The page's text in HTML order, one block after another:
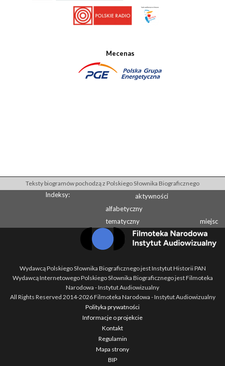
Mecenas
Teksty biogramów pochodzą z Polskiego Słownika Biograficznego
Indeksy:
aktywności
alfabetyczny
tematyczny
miejsc
Wydawcą Polskiego Słownika Biograficznego jest Instytut Historii PAN
Wydawcą Internetowego Polskiego Słownika Biograficznego jest Filmoteka
Narodowa - Instytut Audiowizualny
All Rights Reserved 2014-2026Filmoteka Narodowa - Instytut Audiowizualny
Polityka prywatności
Informacje o projekcie
Kontakt
Regulamin
Mapa strony
BIP